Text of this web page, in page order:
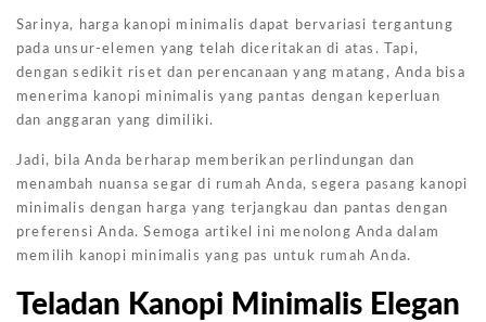
Sarinya, harga kanopi minimalis dapat bervariasi tergantung
pada unsur-elemen yang telah diceritakan di atas. Tapi,
dengan sedikit riset dan perencanaan yang matang, Anda bisa
menerima kanopi minimalis yang pantas dengan keperluan
dan anggaran yang dimiliki.
Jadi, bila Anda berharap memberikan perlindungan dan
menambah nuansa segar di rumah Anda, segera pasang kanopi
minimalis dengan harga yang terjangkau dan pantas dengan
preferensi Anda. Semoga artikel ini menolong Anda dalam
memilih kanopi minimalis yang pas untuk rumah Anda.
Teladan Kanopi Minimalis Elegan